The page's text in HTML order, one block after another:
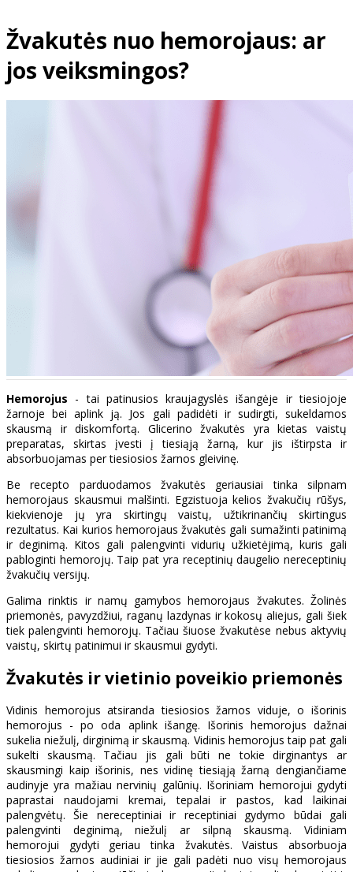
Žvakutės nuo hemorojaus: ar
jos veiksmingos?
Hemorojus - tai patinusios kraujagyslės išangėje ir tiesiojoje
žarnoje bei aplink ją. Jos gali padidėti ir sudirgti, sukeldamos
skausmą ir diskomfortą. Glicerino žvakutės yra kietas vaistų
preparatas, skirtas įvesti į tiesiąją žarną, kur jis ištirpsta ir
absorbuojamas per tiesiosios žarnos gleivinę.
Be recepto parduodamos žvakutės geriausiai tinka silpnam
hemorojaus skausmui malšinti. Egzistuoja kelios žvakučių rūšys,
kiekvienoje jų yra skirtingų vaistų, užtikrinančių skirtingus
rezultatus. Kai kurios hemorojaus žvakutės gali sumažinti patinimą
ir deginimą. Kitos gali palengvinti vidurių užkietėjimą, kuris gali
pabloginti hemorojų. Taip pat yra receptinių daugelio nereceptinių
žvakučių versijų.
Galima rinktis ir namų gamybos hemorojaus žvakutes. Žolinės
priemonės, pavyzdžiui, raganų lazdynas ir kokosų aliejus, gali šiek
tiek palengvinti hemorojų. Tačiau šiuose žvakutėse nebus aktyvių
vaistų, skirtų patinimui ir skausmui gydyti.
Žvakutės ir vietinio poveikio priemonės
Vidinis hemorojus atsiranda tiesiosios žarnos viduje, o išorinis
hemorojus - po oda aplink išangę. Išorinis hemorojus dažnai
sukelia niežulį, dirginimą ir skausmą. Vidinis hemorojus taip pat gali
sukelti skausmą. Tačiau jis gali būti ne tokie dirginantys ar
skausmingi kaip išorinis, nes vidinę tiesiąją žarną dengiančiame
audinyje yra mažiau nervinių galūnių. Išoriniam hemorojui gydyti
paprastai naudojami kremai, tepalai ir pastos, kad laikinai
palengvėtų. Šie nereceptiniai ir receptiniai gydymo būdai gali
palengvinti deginimą, niežulį ar silpną skausmą. Vidiniam
hemorojui gydyti geriau tinka žvakutės. Vaistus absorbuoja
tiesiosios žarnos audiniai ir jie gali padėti nuo visų hemorojaus